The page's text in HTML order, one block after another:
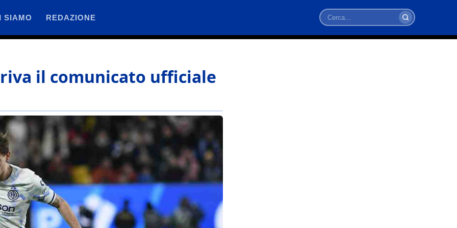
SIAMO REDAZIONE
Cerca
il comunicato ufficiale